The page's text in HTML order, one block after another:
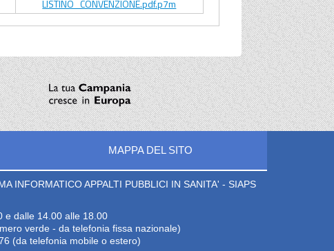
LISTINO_CONVENZIONE.pdf.p7m
MAPPA DEL SITO
INFORMATICO APPALTI PUBBLICI IN SANITA' - SIAPS
e dalle 14.00 alle 18.00
verde - da telefonia fissa nazionale)
(da telefonia mobile o estero)